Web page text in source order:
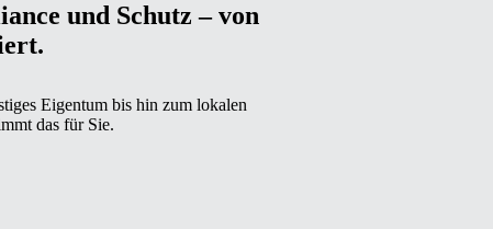
und Schutz – von
Eigentum bis hin zum lokalen
das für Sie.